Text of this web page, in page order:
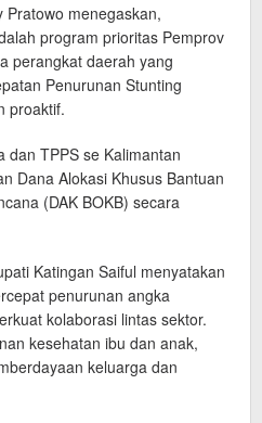
Pratowo menegaskan,
program prioritas Pemprov
perangkat daerah yang
Penurunan Stunting
proaktif.
dan TPPS se Kalimantan
Dana Alokasi Khusus Bantuan
(DAK BOKB) secara
Katingan Saiful menyatakan
penurunan angka
kolaborasi lintas sektor.
kesehatan ibu dan anak,
keluarga dan